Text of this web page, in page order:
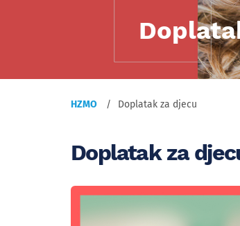
HZMO Doplatak za djecu
Doplatak za